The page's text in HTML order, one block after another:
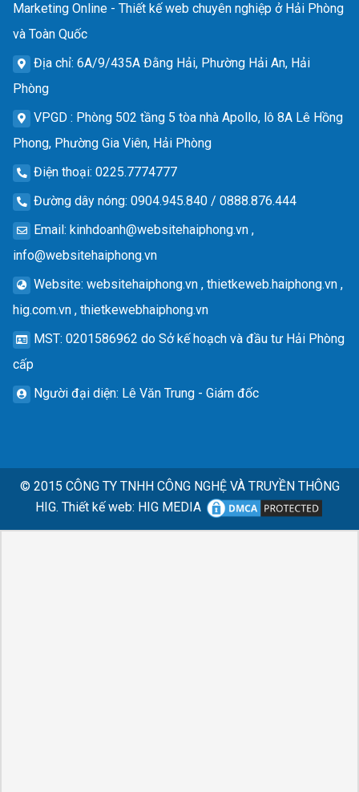
Marketing Online - Thiết kế web chuyên nghiệp ở Hải Phòng
và Toàn Quốc
Địa chỉ: 6A/9/435A Đằng Hải, Phường Hải An, Hải
Phòng
VPGD : Phòng 502 tầng 5 tòa nhà Apollo, lô 8A Lê Hồng
Phong, Phường Gia Viên, Hải Phòng
Điện thoại: 0225.7774777
Đường dây nóng: 0904.945.840 / 0888.876.444
Email : kinhdoanh@websitehaiphong.vn ,
info@websitehaiphong.vn
Website: websitehaiphong.vn , thietkeweb.haiphong.vn ,
hig.com.vn , thietkewebhaiphong.vn
MST: 0201586962 do Sở kế hoạch và đầu tư Hải Phòng
cấp
Người đại diện: Lê Văn Trung - Giám đốc
© 2015 CÔNG TY TNHH CÔNG NGHỆ VÀ TRUYỀN THÔNG
HIG. Thiết kế web: HIG MEDIA